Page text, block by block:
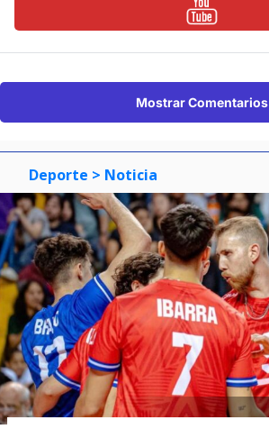
Mostrar Comentarios
Deporte > Noticia